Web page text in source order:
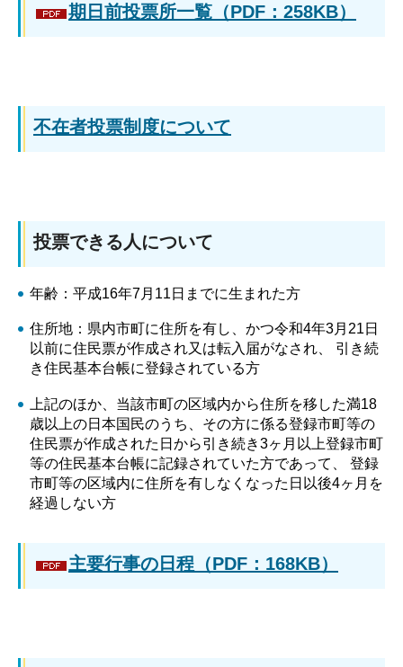
期日前投票所一覧（PDF：258KB）
不在者投票制度について
投票できる人について
年齢：平成16年7月11日までに生まれた方
住所地：県内市町に住所を有し、かつ令和4年3月21日
以前に住民票が作成され又は転入届がなされ、 引き続
き住民基本台帳に登録されている方
上記のほか、当該市町の区域内から住所を移した満18
歳以上の日本国民のうち、その方に係る登録市町等の
住民票が作成された日から引き続き3ヶ月以上登録市町
等の住民基本台帳に記録されていた方であって、 登録
市町等の区域内に住所を有しなくなった日以後4ヶ月を
経過しない方
主要行事の日程（PDF：168KB）